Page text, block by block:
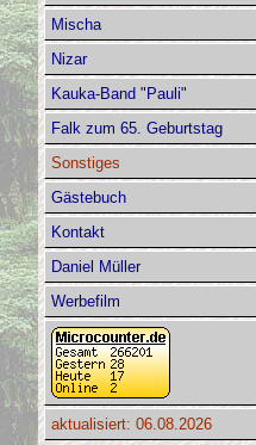
Mischa
Nizar
Kauka-Band "Pauli"
Falk zum 65. Geburtstag
Sonstiges
Gästebuch
Kontakt
Daniel Müller
Werbefilm
aktualisiert: 06.08.2026